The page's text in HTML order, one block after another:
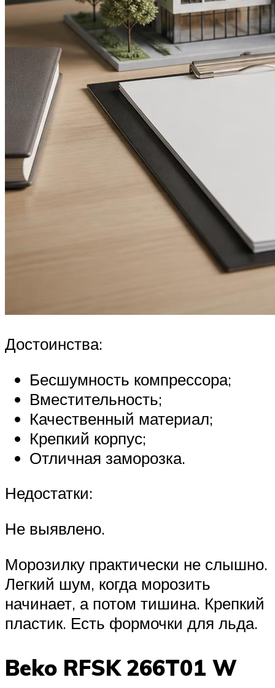
Достоинства:
Бесшумность компрессора;
Вместительность;
Качественный материал;
Крепкий корпус;
Отличная заморозка.
Недостатки:
Не выявлено.
Морозилку практически не слышно.
Легкий шум, когда морозить
начинает, а потом тишина. Крепкий
пластик. Есть формочки для льда.
Beko RFSK 266T01 W